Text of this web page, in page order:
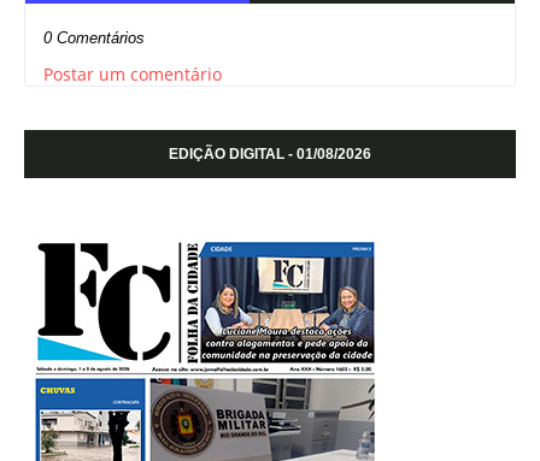
0 Comentários
Postar um comentário
EDIÇÃO DIGITAL - 01/08/2026